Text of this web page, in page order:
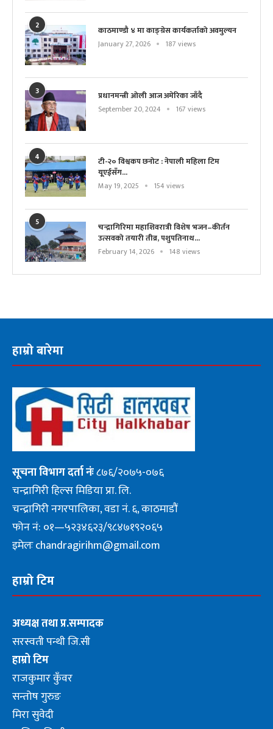
2 काठमाण्डौ ४ मा काङ्ग्रेस कार्यकर्ताको अवमुल्यन
January 27, 2026 187 views
3 प्रधानमन्त्री ओली आज अमेरिका जाँदै
September 20, 2024 167 views
4
टी-२० विश्वकप छनोट : नेपाली महिला टिम
यूएईसँग...
May 19, 2025 154 views
5
चन्द्रागिरिमा महाशिवरात्री विशेष भजन–कीर्तन
उत्सवको तयारी तीव्र, पशुपतिनाथ...
February 14, 2026 148 views
हाम्रो बारेमा
सूचनाविभाग दर्ता नंः८७६/२०७५-०७६
चन्द्रागिरी हिल्स मिडिया प्रा. लि.
चन्द्रागिरी नगरपालिका, वडा नं. ६, काठमाडौं
फोन नं: ०१—५२३४६२३/९८४७१९२०६५
इमेलः chandragirihm@gmail.com
हाम्रो टिम
अध्यक्ष तथा प्र.सम्पादक
सरस्वती पन्थी जि.सी
हाम्रो टिम
राजकुमार कुँवर
सन्तोष गुरुङ
मिरा सुवेदी